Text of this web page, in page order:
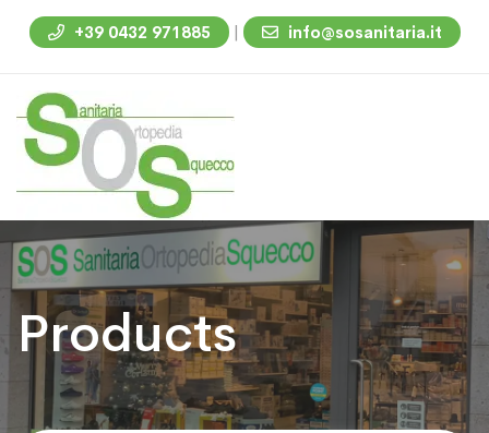
+39 0432 971885 | info@sosanitaria.it
Products